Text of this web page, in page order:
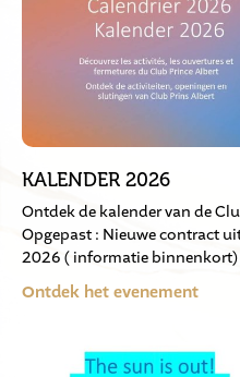
KALENDER 2026
Ontdek de kalender van de
Opgepast : Nieuwe contract
2026 ( informatie binnenkort)
Ontdek het evenement